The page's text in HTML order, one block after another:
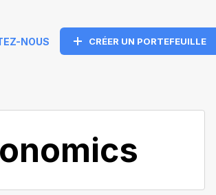
NOUS CRÉER UN PORTEFEUILLE